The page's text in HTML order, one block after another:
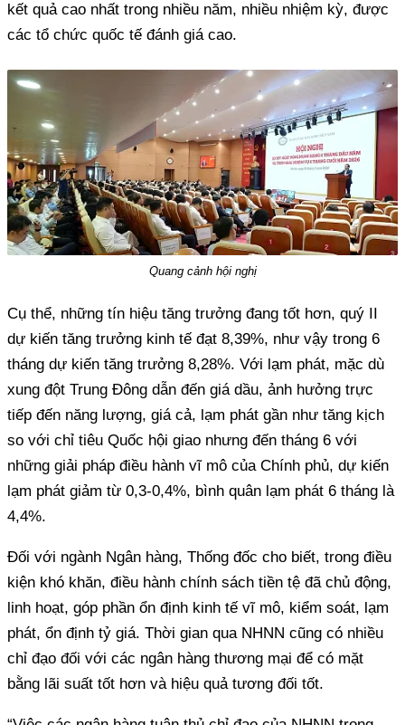
kết quả cao nhất trong nhiều năm, nhiều nhiệm kỳ, được
các tổ chức quốc tế đánh giá cao.
Quang cảnh hội nghị
Cụ thể, những tín hiệu tăng trưởng đang tốt hơn, quý II
dự kiến tăng trưởng kinh tế đạt 8,39%, như vậy trong 6
tháng dự kiến tăng trưởng 8,28%. Với lạm phát, mặc dù
xung đột Trung Đông dẫn đến giá dầu, ảnh hưởng trực
tiếp đến năng lượng, giá cả, lạm phát gần như tăng kịch
so với chỉ tiêu Quốc hội giao nhưng đến tháng 6 với
những giải pháp điều hành vĩ mô của Chính phủ, dự kiến
lạm phát giảm từ 0,3-0,4%, bình quân lạm phát 6 tháng là
4,4%.
Đối với ngành Ngân hàng, Thống đốc cho biết, trong điều
kiện khó khăn, điều hành chính sách tiền tệ đã chủ động,
linh hoạt, góp phần ổn định kinh tế vĩ mô, kiểm soát, lạm
phát, ổn định tỷ giá. Thời gian qua NHNN cũng có nhiều
chỉ đạo đối với các ngân hàng thương mại để có mặt
bằng lãi suất tốt hơn và hiệu quả tương đối tốt.